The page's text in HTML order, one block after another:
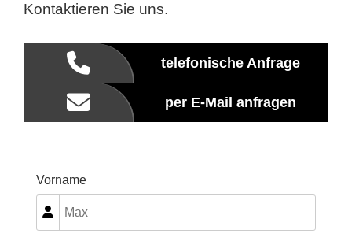
Kontaktieren Sie uns.
telefonische Anfrage
per E-Mail anfragen
Vorname